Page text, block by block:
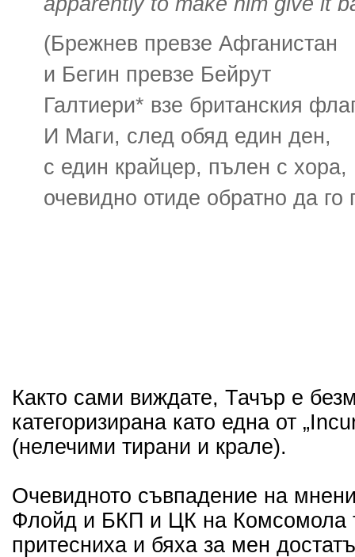
(Брежнев превзе Афганистан
и Бегин превзе Бейрут
Галтиери* взе британския
И Маги, след обяд един ден,
с един крайцер, пълен с хора,
очевидно отиде обратно да го
Както сами виждате, Тачър е
категоризирана като една от
(нелечими тирани и крале).
Очевидното съвпадение на
Флойд и БКП и ЦК на Комсомола
притесниха и бяха за мен